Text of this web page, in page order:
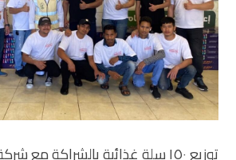
توزيع ١٥٠ سلة غذائية بالشراكة مع شركة ماكدونالدز